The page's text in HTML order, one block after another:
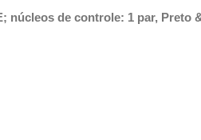
núcleos de controle: 1 par, Preto